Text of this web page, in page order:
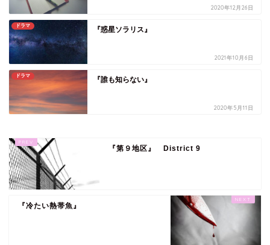
2020年12月26日
ドラマ 『惑星ソラリス』
2021年10月6日
ドラマ 『誰も知らない』
2020年5月11日
『第９地区』 District 9
『冷たい熱帯魚』